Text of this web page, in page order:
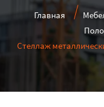
Главная
Стеллаж